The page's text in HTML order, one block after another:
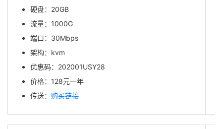
硬盘：20GB
流量：1000G
端口：30Mbps
架构：kvm
优惠码：202001USY28
价格：128元一年
传送： 购买链接